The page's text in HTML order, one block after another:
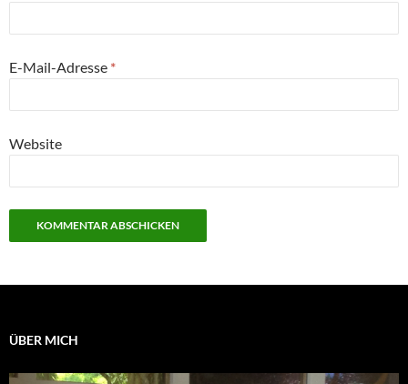
E-Mail-Adresse *
Website
ÜBER MICH